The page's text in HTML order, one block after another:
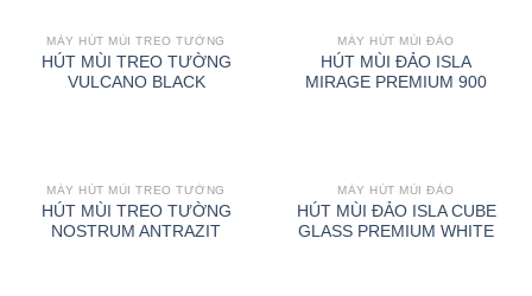
MÁY HÚT MÙI TREO TƯỜNG
HÚT MÙI TREO TƯỜNG
VULCANO BLACK
MÁY HÚT MÙI ĐẢO
HÚT MÙI ĐẢO ISLA
MIRAGE PREMIUM 900
MÁY HÚT MÙI TREO TƯỜNG
HÚT MÙI TREO TƯỜNG
NOSTRUM ANTRAZIT
MÁY HÚT MÙI ĐẢO
HÚT MÙI ĐẢO ISLA CUBE
GLASS PREMIUM WHITE